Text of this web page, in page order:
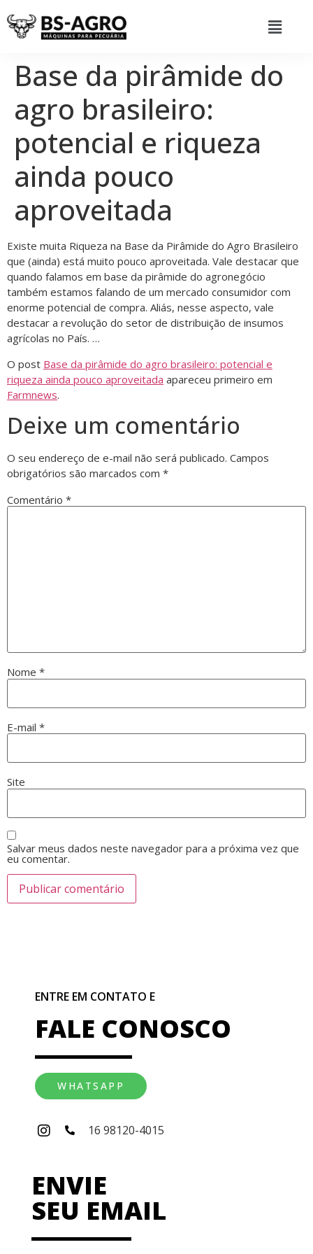
Base da pirâmide do
agro brasileiro:
potencial e riqueza
ainda pouco
aproveitada
Existe muita Riqueza na Base da Pirâmide do Agro Brasileiro
que (ainda) está muito pouco aproveitada. Vale destacar que
quando falamos em base da pirâmide do agronegócio
também estamos falando de um mercado consumidor com
enorme potencial de compra. Aliás, nesse aspecto, vale
destacar a revolução do setor de distribuição de insumos
agrícolas no País. …
O post Base da pirâmide do agro brasileiro: potencial e
riqueza ainda pouco aproveitada apareceu primeiro em
Farmnews.
Deixe um comentário
O seu endereço de e-mail não será publicado. Campos
obrigatórios são marcados com *
Comentário *
Nome *
E-mail *
Site
Salvar meus dados neste navegador para a próxima vez que
eu comentar.
ENTRE EM CONTATO E
FALE CONOSCO
WHATSAPP
16 98120-4015
ENVIE
SEU EMAIL